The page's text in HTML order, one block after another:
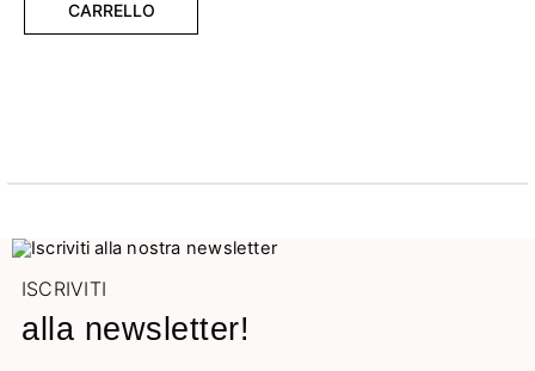
CARRELLO
ISCRIVITI
alla newsletter!